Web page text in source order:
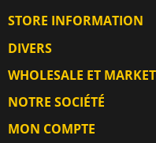
STORE INFORMATION
DIVERS
WHOLESALE ET
NOTRE SOCIÉTÉ
MON COMPTE